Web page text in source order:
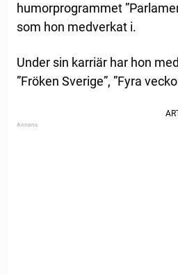
humorprogrammet
som hon medverkat i.
Under sin karriär har hon
”Fröken Sverige”, ”Fyra